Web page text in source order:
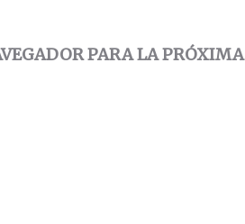
PARA LA PRÓXIMA